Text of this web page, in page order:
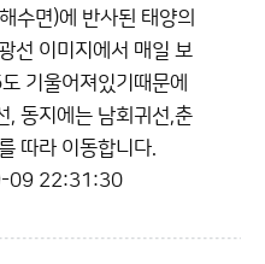
수면)에 반사된 태양의
선 이미지에서 매일 보
기울어져있기때문에
, 동지에는 남회귀선,춘
따라 이동합니다.
09 22:31:30